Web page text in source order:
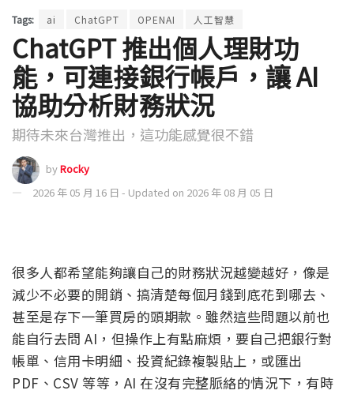
Tags: ai ChatGPT OPENAI 人工智慧
ChatGPT 推出個人理財功
能，可連接銀行帳戶，讓 AI
協助分析財務狀況
期待未來台灣推出，這功能感覺很不錯
byRocky
2026 年 05 月 16 日 - Updated on 2026 年 08 月 05 日
很多人都希望能夠讓自己的財務狀況越變越好，像是
減少不必要的開銷、搞清楚每個月錢到底花到哪去、
甚至是存下一筆買房的頭期款。雖然這些問題以前也
能自行去問 AI，但操作上有點麻煩，要自己把銀行對
帳單、信用卡明細、投資紀錄複製貼上，或匯出
PDF、CSV 等等，AI 在沒有完整脈絡的情況下，有時